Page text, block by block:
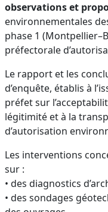
observations et
environnementales
phase 1
préfectorale
Le rapport et les
d’enquête, établis à
préfet sur
légitimité et à la
d’autorisation
Les interventions
sur :
• des diagnostics
• des sondages